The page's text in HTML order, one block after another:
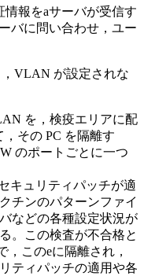
情報をaサーバが受信す
バに問い合わせ，ユー
，VLAN が設定されな
を，検疫エリアに配
，その PC を隔離す
のポートごとに一つ
キュリティパッチが適
チンのパターンファイ
などの各種設定状況が
。この検査が不合格と
，このeに隔離され，
ティパッチの適用や各